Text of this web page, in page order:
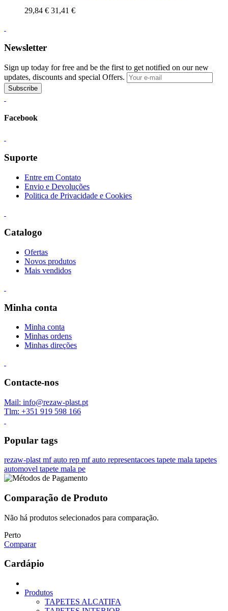
29,84 € 31,41 €
Newsletter
Sign up today for free and be the first to get notified on our new
updates, discounts and special Offers.
Subscribe
Facebook
Suporte
Entre em Contato
Envio e Devoluções
Politica de Privacidade e Cookies
Catalogo
Ofertas
Novos produtos
Mais vendidos
Minha conta
Minha conta
Minhas ordens
Minhas direções
Contacte-nos
Mail: info@rezaw-plast.pt
Tlm: +351 919 598 166
Popular tags
rezaw-plast mf auto rep mf auto representacoes tapete mala tapetes
automovel tapete mala pe
Comparação de Produto
Não há produtos selecionados para comparação.
Perto
Comparar
Cardápio
Produtos
TAPETES ALCATIFA